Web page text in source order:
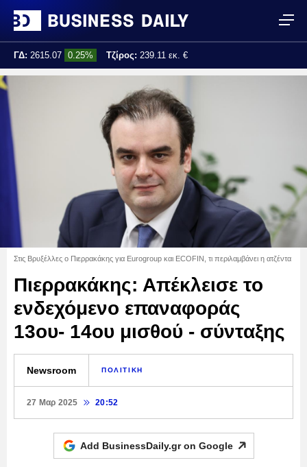
ΓΔ: 2615.07 0.25% Τζίρος: 239.11 εκ. €
Στις Βρυξέλλες ο Πιερρακάκης για Eurogroup και ECOFIN, τι περιλαμβάνει η ατζέντα
Πιερρακάκης: Απέκλεισε το
ενδεχόμενο επαναφοράς
13ου- 14ου μισθού - σύνταξης
Newsroom ΠΟΛΙΤΙΚΗ
27 Μαρ 2025 20:52
Add BusinessDaily.gr on Google